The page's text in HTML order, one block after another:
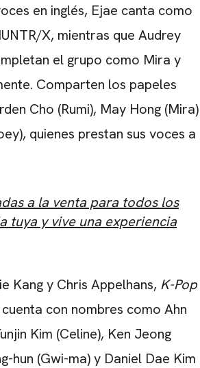
en inglés, Ejae canta como
X, mientras que Audrey
el grupo como Mira y
Comparten los papeles
Cho (Rumi), May Hong (Mira)
quienes prestan sus voces a
a la venta para todos los
tuya y vive una experiencia
Kang y Chris Appelhans, K-Pop
con nombres como Ahn
Kim (Celine), Ken Jeong
hun (Gwi-ma) y Daniel Dae Kim
CARREGANDO PUBLICIDADE